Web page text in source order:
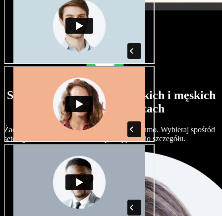
Szeroki wybór głosów żeńskich i męskich
w różnych akcentach
Żadne dwa projekty nie muszą brzmieć tak samo. Wybieraj spośród
setek głosów i akcentów AI i dopracuj je co do szczegółu.